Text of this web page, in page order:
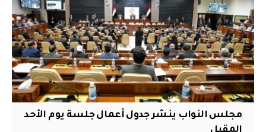
مجلس النواب ينشر جدول أعمال جلسة يوم الأحد